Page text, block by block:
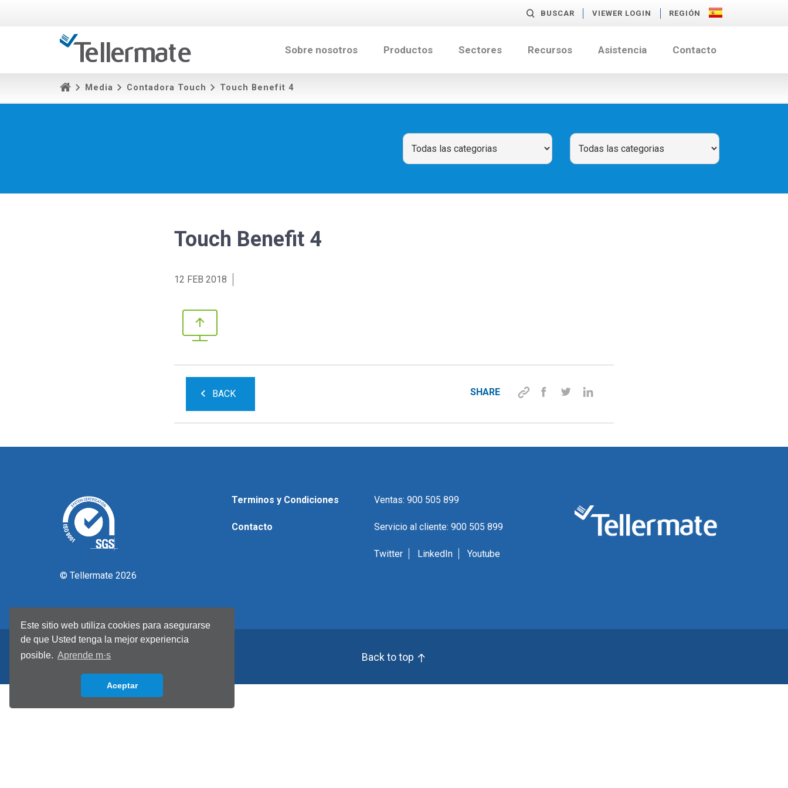
Este sitio web utiliza cookies para asegurarse
de que Usted tenga la mejor experiencia
posible. Aprende m·s
Aceptar
BUSCAR VIEWER LOGIN REGIÓN
Sobre nosotros Productos Sectores Recursos Asistencia Contacto
Media Contadora Touch Touch Benefit 4
Touch Benefit 4
12 FEB 2018
BACK SHARE
© Tellermate 2026
Terminos y Condiciones
Contacto
Ventas: 900 505 899
Servicio al cliente: 900 505 899
Twitter LinkedIn Youtube
Back to top